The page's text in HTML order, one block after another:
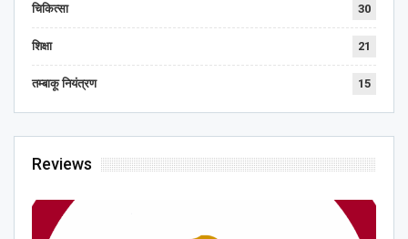
चिकित्सा 30
शिक्षा 21
तम्बाकू नियंत्रण 15
Reviews